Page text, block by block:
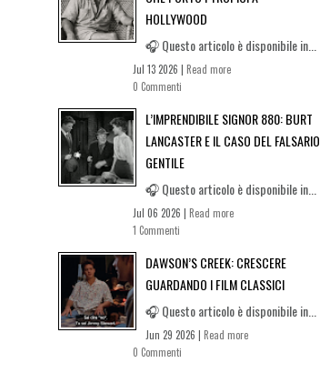
HOLLYWOOD
🎧 Questo articolo è disponibile in...
Jul 13 2026 | Read more
0 Commenti
L’IMPRENDIBILE SIGNOR 880: BURT
LANCASTER E IL CASO DEL FALSARIO
GENTILE
🎧 Questo articolo è disponibile in...
Jul 06 2026 | Read more
1 Commenti
DAWSON’S CREEK: CRESCERE
GUARDANDO I FILM CLASSICI
🎧 Questo articolo è disponibile in...
Jun 29 2026 | Read more
0 Commenti